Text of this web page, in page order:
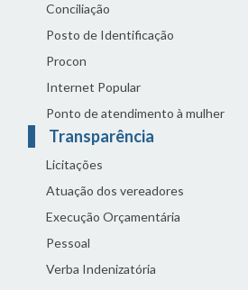
Conciliação
Posto de Identificação
Procon
Internet Popular
Ponto de atendimento à mulher
Transparência
Licitações
Atuação dos vereadores
Execução Orçamentária
Pessoal
Verba Indenizatória